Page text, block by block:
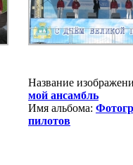
Название
мой ансамбль
Имя альбома:
пилотов